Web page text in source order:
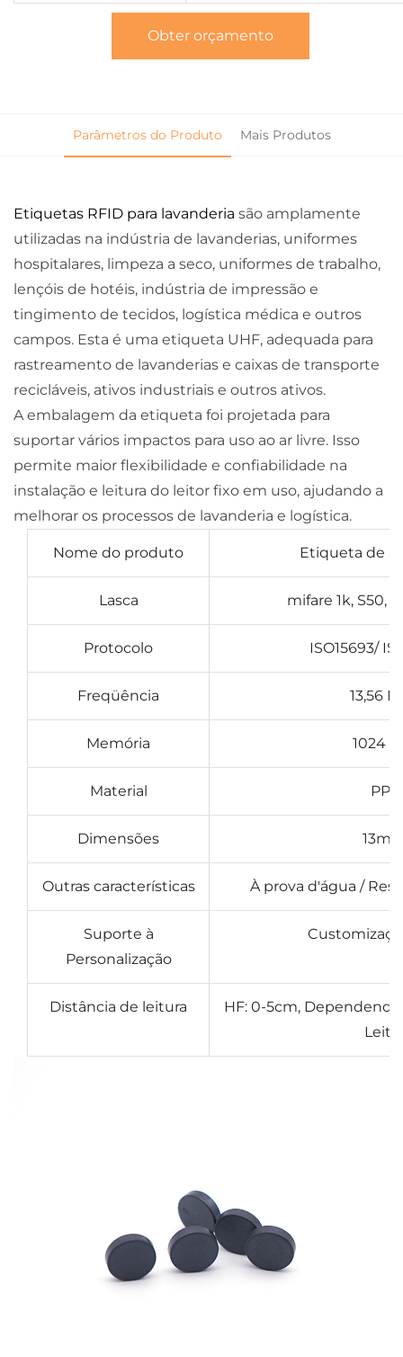
Obter orçamento
Parâmetros do Produto Mais Produtos
Etiquetas RFID para lavanderia são amplamente
utilizadas na indústria de lavanderias, uniformes
hospitalares, limpeza a seco, uniformes de trabalho,
lençóis de hotéis, indústria de impressão e
tingimento de tecidos, logística médica e outros
campos. Esta é uma etiqueta UHF, adequada para
rastreamento de lavanderias e caixas de transporte
recicláveis, ativos industriais e outros ativos.
A embalagem da etiqueta foi projetada para
suportar vários impactos para uso ao ar livre. Isso
permite maior flexibilidade e confiabilidade na
instalação e leitura do leitor fixo em uso, ajudando a
melhorar os processos de lavanderia e logística.
Nome do produto Etiqueta de
Lasca mifare 1k, S50, I
Protocolo ISO15693/
Freqüência 13,56
Memória 1024
Material PPS
Dimensões
Outras características À prova d'água /
Suporte à
Personalização
Distância de leitura
HF: 0-5cm,